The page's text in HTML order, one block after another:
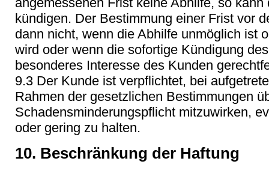
kündigen. Der Bestimmung einer Frist vor
dann nicht, wenn die Abhilfe unmöglich ist
wird oder wenn die sofortige Kündigung
besonderes Interesse des Kunden
9.3 Der Kunde ist verpflichtet, bei
Rahmen der gesetzlichen Bestimmungen
Schadensminderungspflicht mitzuwirken,
oder gering zu halten.
10. Beschränkung der Haftung